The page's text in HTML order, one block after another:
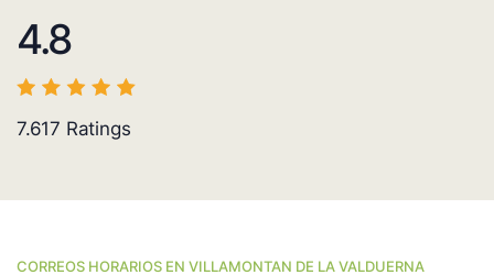
4.8
7.617 Ratings
CORREOS HORARIOS EN VILLAMONTAN DE LA VALDUERNA